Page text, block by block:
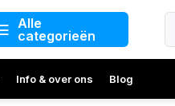
Alle
categorieën
Info & over ons Blog